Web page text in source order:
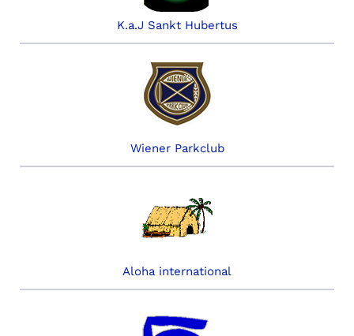
K.a.J Sankt Hubertus
Wiener Parkclub
Aloha international